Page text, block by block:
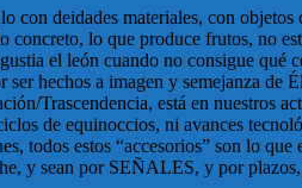
con deidades materiales, con
concreto, lo que produce frutos, no
el león cuando no consigue
hechos a imagen y semejanza de
Trascendencia, está en nuestros
de equinoccios, ni avances
todos estos “accesorios” son lo que
y sean por SEÑALES, y por